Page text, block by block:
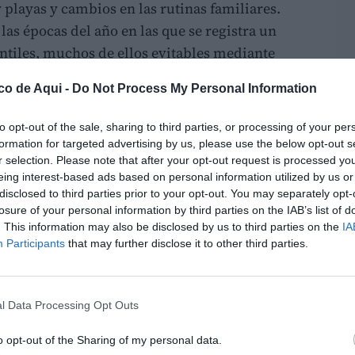
de Aqui - Do Not Process My Personal Information
opt-out of the sale, sharing to third parties, or processing of your
for targeted advertising by us, please use the below opt-out
selection. Please note that after your opt-out request is processed
interest-based ads based on personal information utilized by us
to third parties prior to your opt-out. You may separately
of your personal information by third parties on the IAB’s list of
This information may also be disclosed by us to third parties on the
Participants that may further disclose it to other third parties.
Data Processing Opt Outs
opt-out of the Sharing of my personal data.
y cambios en las rutinas familiares.
épocas del año en las que se registra un
muchos de ellos evitables mediante
Pediátrica de Vithas Castellón, advierte
aumentan especialmente las consultas
accidentes acuáticos y lesiones
y otros elementos de ocio.
de casa y participan en actividades
su exposición a situaciones de
los adultos mantengan una supervisión
seguridad a cada entorno", explica.
algunos de los